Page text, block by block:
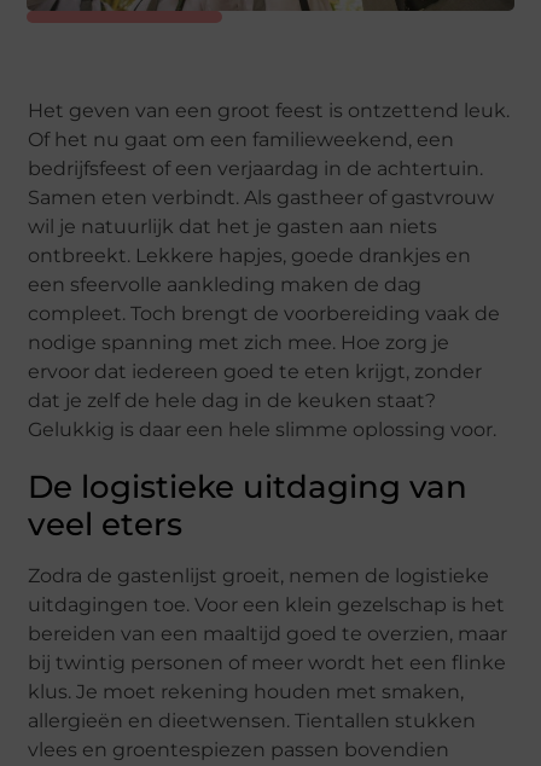
Het geven van een groot feest is ontzettend leuk.
Of het nu gaat om een familieweekend, een
bedrijfsfeest of een verjaardag in de achtertuin.
Samen eten verbindt. Als gastheer of gastvrouw
wil je natuurlijk dat het je gasten aan niets
ontbreekt. Lekkere hapjes, goede drankjes en
een sfeervolle aankleding maken de dag
compleet. Toch brengt de voorbereiding vaak de
nodige spanning met zich mee. Hoe zorg je
ervoor dat iedereen goed te eten krijgt, zonder
dat je zelf de hele dag in de keuken staat?
Gelukkig is daar een hele slimme oplossing voor.
De logistieke uitdaging van
veel eters
Zodra de gastenlijst groeit, nemen de logistieke
uitdagingen toe. Voor een klein gezelschap is het
bereiden van een maaltijd goed te overzien, maar
bij twintig personen of meer wordt het een flinke
klus. Je moet rekening houden met smaken,
allergieën en dieetwensen. Tientallen stukken
vlees en groentespiezen passen bovendien